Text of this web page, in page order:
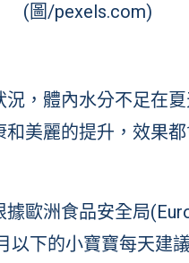
(圖/pexels.com)
，體內水分不足在
美麗的提升，效果
歐洲食品安全局
以下的小寶寶每天建